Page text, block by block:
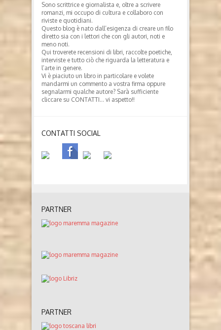
Sono scrittrice e giornalista e, oltre a scrivere
romanzi, mi occupo di cultura e collaboro con
riviste e quotidiani.
Questo blog è nato dall’esigenza di creare un filo
diretto sia con i lettori che con gli autori, noti e
meno noti.
Qui troverete recensioni di libri, raccolte poetiche,
interviste e tutto ciò che riguarda la letteratura e
l’arte in genere.
Vi è piaciuto un libro in particolare e volete
mandarmi un commento a vostra firma oppure
segnalarmi qualche autore? Sarà sufficiente
cliccare su CONTATTI… vi aspetto!!
CONTATTI SOCIAL
PARTNER
PARTNER